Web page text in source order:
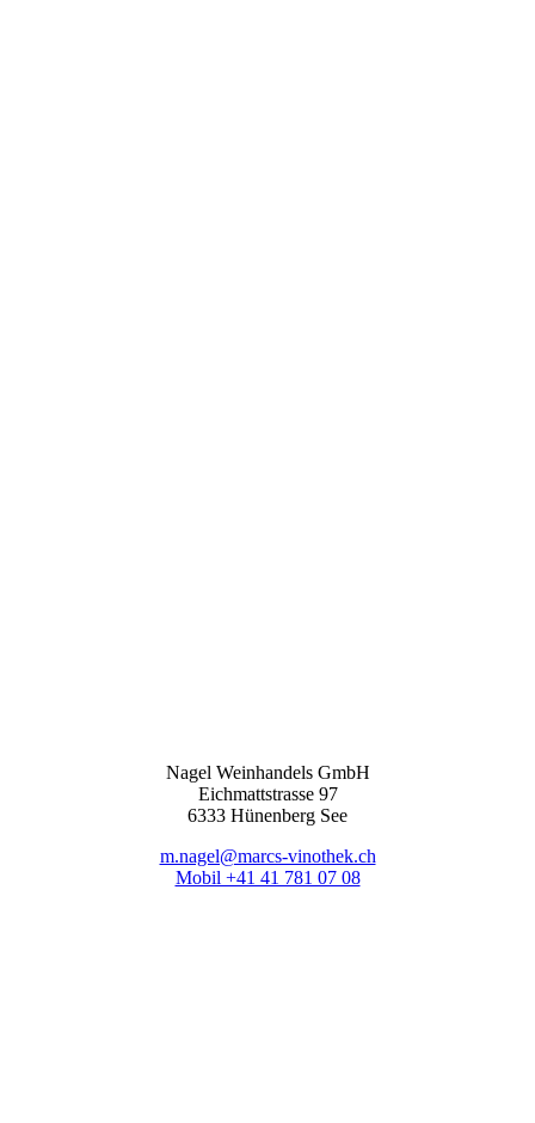
Nagel Weinhandels GmbH
Eichmattstrasse 97
6333 Hünenberg See
m.nagel@marcs-vinothek.ch
Mobil +41 41 781 07 08